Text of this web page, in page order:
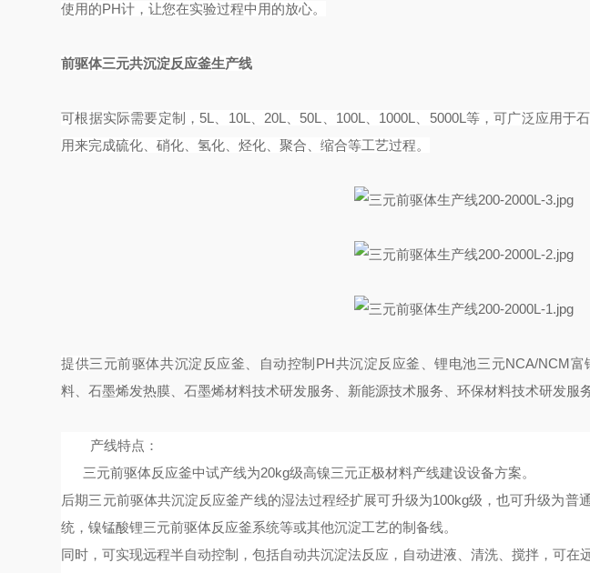
使用的PH计，让您在实验过程中用的放心。
前驱体三元共沉淀反应釜生产线
可根据实际需要定制，5L、10L、20L、50L、100L、1000L、5000L等，可广泛应用于
用来完成硫化、硝化、氢化、烃化、聚合、缩合等工艺过程。
提供三元前驱体共沉淀反应釜、自动控制PH共沉淀反应釜、锂电池三元NCA/NCM富
料、石墨烯发热膜、石墨烯材料技术研发服务、新能源技术服务、环保材料技术研发服
产线特点：
三元前驱体反应釜中试产线为20kg级高镍三元正极材料产线建设设备方案。
后期三元前驱体共沉淀反应釜产线的湿法过程经扩展可升级为100kg级，也可升级为普通
统，镍锰酸锂三元前驱体反应釜系统等或其他沉淀工艺的制备线。
同时，可实现远程半自动控制，包括自动共沉淀法反应，自动进液、清洗、搅拌，可在